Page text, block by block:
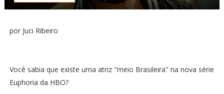
por Juci Ribeiro
Você sabia que existe uma atriz "meio Brasileira" na nova série
Euphoria da HBO?